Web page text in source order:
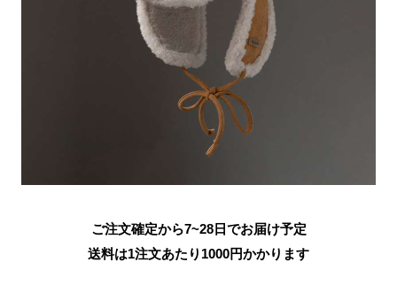
ご注文確定から7~28日でお届け予定
送料は1注文あたり 1000円かかります